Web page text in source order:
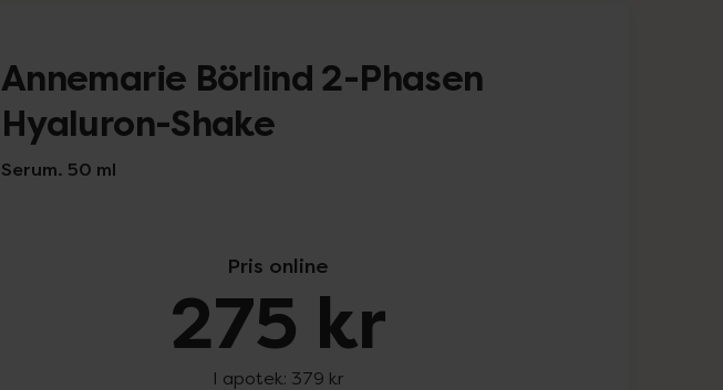
Annemarie Börlind 2-Phasen
Hyaluron-Shake
Serum. 50 ml
Pris online
275 kr
I apotek: 379 kr